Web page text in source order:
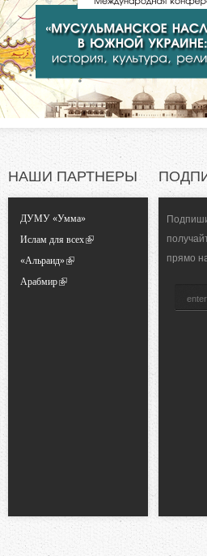
НАШИ ПАРТНЕРЫ
ДУМУ «Умма»
Ислам для всех
«Альраид»
Арабмир
прямо